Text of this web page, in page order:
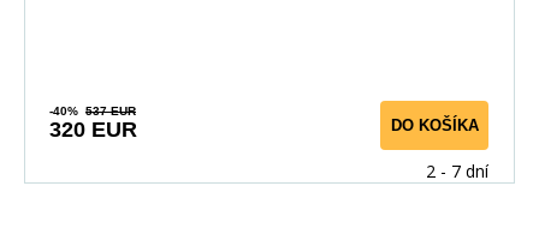
-40% 537 EUR
320 EUR DO KOŠÍKA
2 - 7 dní